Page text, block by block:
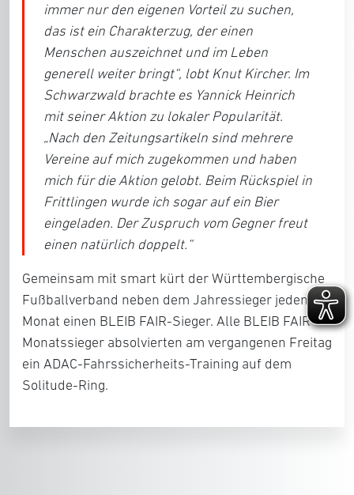
immer nur den eigenen Vorteil zu suchen,
das ist ein Charakterzug, der einen
Menschen auszeichnet und im Leben
generell weiter bringt“, lobt Knut Kircher. Im
Schwarzwald brachte es Yannick Heinrich
mit seiner Aktion zu lokaler Popularität.
„Nach den Zeitungsartikeln sind mehrere
Vereine auf mich zugekommen und haben
mich für die Aktion gelobt. Beim Rückspiel in
Frittlingen wurde ich sogar auf ein Bier
eingeladen. Der Zuspruch vom Gegner freut
einen natürlich doppelt.“
Gemeinsam mit smart kürt der Württembergische
Fußballverband neben dem Jahressieger jeden
Monat einen BLEIB FAIR-Sieger. Alle BLEIB FAIR-
Monatssieger absolvierten am vergangenen Freitag
ein ADAC-Fahrssicherheits-Training auf dem
Solitude-Ring.